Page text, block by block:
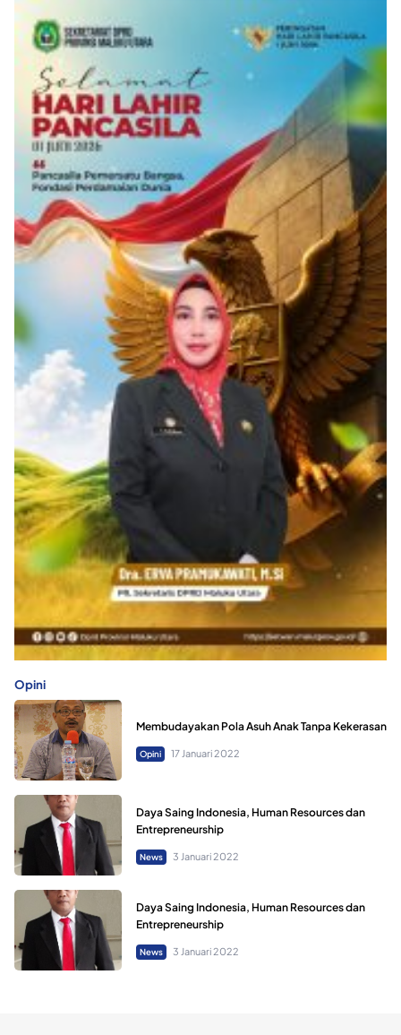
Opini
Membudayakan Pola Asuh Anak Tanpa Kekerasan
Opini 17 Januari 2022
Daya Saing Indonesia, Human Resources dan
Entrepreneurship
News 3 Januari 2022
Daya Saing Indonesia, Human Resources dan
Entrepreneurship
News 3 Januari 2022